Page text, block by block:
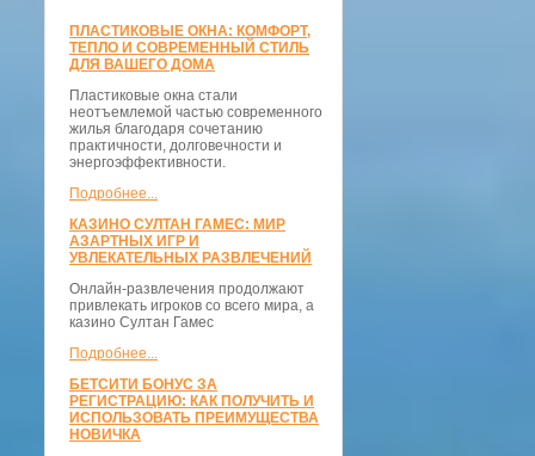
ПЛАСТИКОВЫЕ ОКНА: КОМФОРТ,
ТЕПЛО И СОВРЕМЕННЫЙ СТИЛЬ
ДЛЯ ВАШЕГО ДОМА
Пластиковые окна стали
неотъемлемой частью современного
жилья благодаря сочетанию
практичности, долговечности и
энергоэффективности.
Подробнее...
КАЗИНО СУЛТАН ГАМЕС: МИР
АЗАРТНЫХ ИГР И
УВЛЕКАТЕЛЬНЫХ РАЗВЛЕЧЕНИЙ
Онлайн-развлечения продолжают
привлекать игроков со всего мира, а
казино Султан Гамес
Подробнее...
БЕТСИТИ БОНУС ЗА
РЕГИСТРАЦИЮ: КАК ПОЛУЧИТЬ И
ИСПОЛЬЗОВАТЬ ПРЕИМУЩЕСТВА
НОВИЧКА